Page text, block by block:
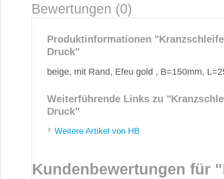
Bewertungen (0)
Produktinformationen
Druck"
beige, mit Rand, Efeu gold , B=150mm,
Weiterführende Links zu
Druck"
Weitere Artikel von HB
Kundenbewertungen für